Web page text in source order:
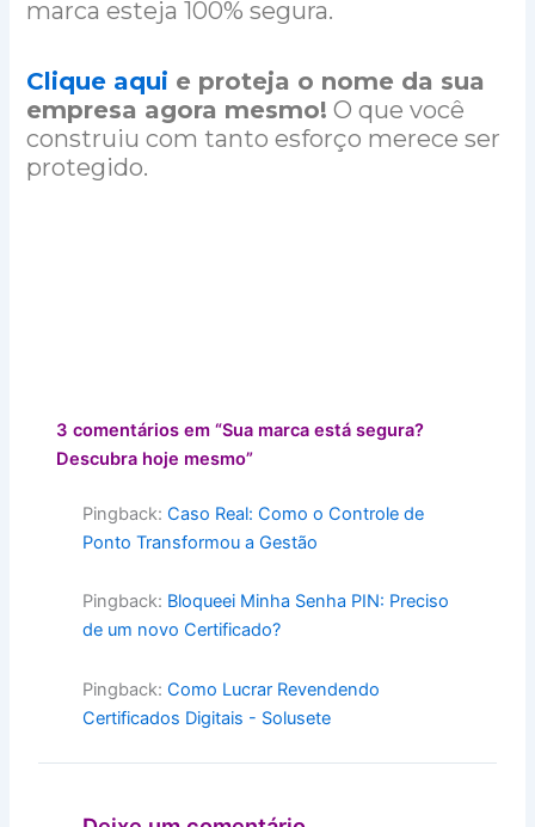
marca esteja 100% segura.
Clique aqui e proteja o nome da sua
empresa agora mesmo! O que você
construiu com tanto esforço merece ser
protegido.
3 comentários em “Sua marca está segura?
Descubra hoje mesmo”
Pingback: Caso Real: Como o Controle de
Ponto Transformou a Gestão
Pingback: Bloqueei Minha Senha PIN: Preciso
de um novo Certificado?
Pingback: Como Lucrar Revendendo
Certificados Digitais - Solusete